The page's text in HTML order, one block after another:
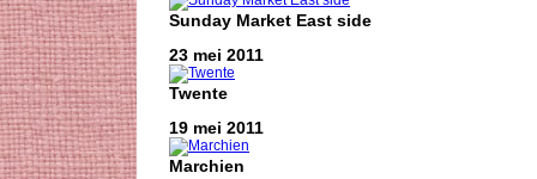
Sunday Market East side
23 mei 2011
Twente
19 mei 2011
Marchien